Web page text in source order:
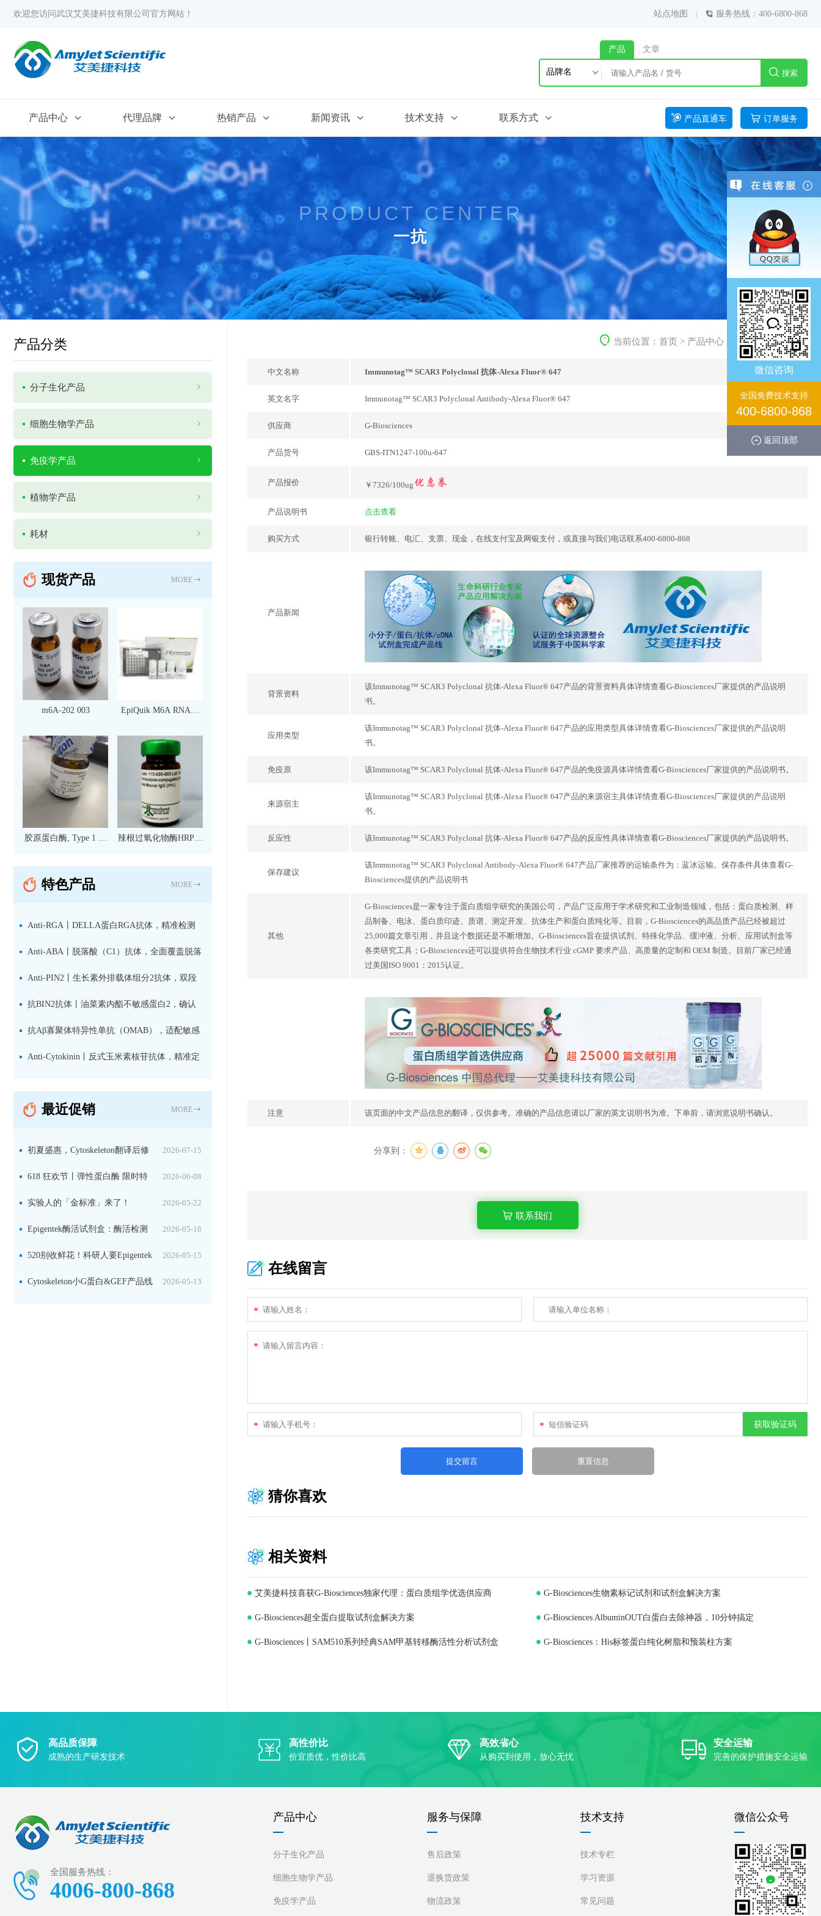
欢迎您访问武汉艾美捷科技有限公司官方网站！ 站点地图 服务热线：400-6800-868
产品 文章
品牌名 搜索
产品中心 代理品牌 热销产品 新闻资讯 技术支持 联系方式 产品直通车 订单服务
PRODUCT CENTER
一抗
当前位置： 首页 > 产品中心 免疫学产品>一抗
中文名称 Immunotag™ SCAR3 Polyclonal 抗体-Alexa Fluor® 647
英文名字 Immunotag™ SCAR3 Polyclonal Antibody-Alexa Fluor® 647
供应商 G-Biosciences
产品货号 GBS-ITN1247-100u-647
产品报价 ￥7326/100ug
产品说明书 点击查看
购买方式 银行转账、电汇、支票、现金，在线支付宝及网银支付，或直接与我们电话联系400-6800-868
产品新闻
背景资料
该Immunotag™ SCAR3 Polyclonal 抗体-Alexa Fluor® 647产品的背景资料具体详情查看G-Biosciences厂家提供的产品说明
书。
应用类型
该Immunotag™ SCAR3 Polyclonal 抗体-Alexa Fluor® 647产品的应用类型具体详情查看G-Biosciences厂家提供的产品说明
书。
免疫原 该Immunotag™ SCAR3 Polyclonal 抗体-Alexa Fluor® 647产品的免疫源具体详情查看G-Biosciences厂家提供的产品说明书。
来源宿主
该Immunotag™ SCAR3 Polyclonal 抗体-Alexa Fluor® 647产品的来源宿主具体详情查看G-Biosciences厂家提供的产品说明
书。
反应性 该Immunotag™ SCAR3 Polyclonal 抗体-Alexa Fluor® 647产品的反应性具体详情查看G-Biosciences厂家提供的产品说明书。
保存建议
该Immunotag™ SCAR3 Polyclonal Antibody-Alexa Fluor® 647产品厂家推荐的运输条件为：蓝冰运输。保存条件具体查看G-
Biosciences提供的产品说明书
其他
G-Biosciences是一家专注于蛋白质组学研究的美国公司，产品广泛应用于学术研究和工业制造领域，包括：蛋白质检测、样
品制备、电泳、蛋白质印迹、质谱、测定开发、抗体生产和蛋白质纯化等。目前，G-Biosciences的高品质产品已经被超过
25,000篇文章引用，并且这个数据还是不断增加。G-Biosciences旨在提供试剂、特殊化学品、缓冲液、分析、应用试剂盒等
各类研究工具；G-Biosciences还可以提供符合生物技术行业 cGMP 要求产品、高质量的定制和 OEM 制造。目前厂家已经通
过美国ISO 9001：2015认证。
注意 该页面的中文产品信息的翻译，仅供参考。准确的产品信息请以厂家的英文说明书为准。下单前，请浏览说明书确认。
分享到：
联系我们
在线留言
*
*
* * 获取验证码
猜你喜欢
相关资料
艾美捷科技喜获G-Biosciences独家代理：蛋白质组学优选供应商 G-Biosciences生物素标记试剂和试剂盒解决方案
G-Biosciences超全蛋白提取试剂盒解决方案 G-Biosciences AlbuminOUT白蛋白去除神器，10分钟搞定
G-Biosciences丨SAM510系列经典SAM甲基转移酶活性分析试剂盒 G-Biosciences：His标签蛋白纯化树脂和预装柱方案
产品分类
分子生化产品
细胞生物学产品
免疫学产品
植物学产品
耗材
现货产品 MORE
m6A-202 003
EpiQuik M6A RNA甲
（比色法）（96 次）
胶原蛋白酶, Type 1 现
辣根过氧化物酶HRP标
IgG（H+L）二抗 现货
特色产品 MORE
Anti-RGA丨DELLA蛋白RGA抗体，精准检测
赤霉素响应关键抑制因子
Anti-ABA丨脱落酸（C1）抗体，全面覆盖脱落
酸活性库与储存库
Anti-PIN2丨生长素外排载体组分2抗体，双段
肽混合免疫原设计方案
抗BIN2抗体丨油菜素内酯不敏感蛋白2，确认
双子叶植物研究数据特异性
抗Aβ寡聚体特异性单抗（OMAB），适配敏感
检测体系与活细胞实验
Anti-Cytokinin丨反式玉米素核苷抗体，精准定
最近促销 MORE
2026-07-15
初夏盛惠，Cytoskeleton翻译后修
饰（PTM）产品线放价啦！ 2026-06-08
618 狂欢节丨弹性蛋白酶 限时特
惠 2026-05-22
实验人的「金标准」来了！
Jackson 二抗精选限时一口价，手慢无！2026-05-18
Epigentek酶活试剂盒：酶活检测
+抑制剂筛选双赋能，下单即赠京东卡2026-05-15
520别收鲜花！科研人要Epigentek
试剂盒+京东卡！ 2026-05-13
Cytoskeleton小G蛋白&GEF产品线
高品质保障
成熟的生产研发技术
高性价比
价宜质优，性价比高
高效省心
从购买到使用，放心无忧
安全运输
完善的保护措施安全运输
全国服务热线：
4006-800-868
微信公众号
产品中心
分子生化产品
细胞生物学产品
免疫学产品
服务与保障
售后政策
退换货政策
物流政策
技术支持
技术专栏
学习资源
常见问题
微信咨询
全国免费技术支持
400-6800-868
返回顶部